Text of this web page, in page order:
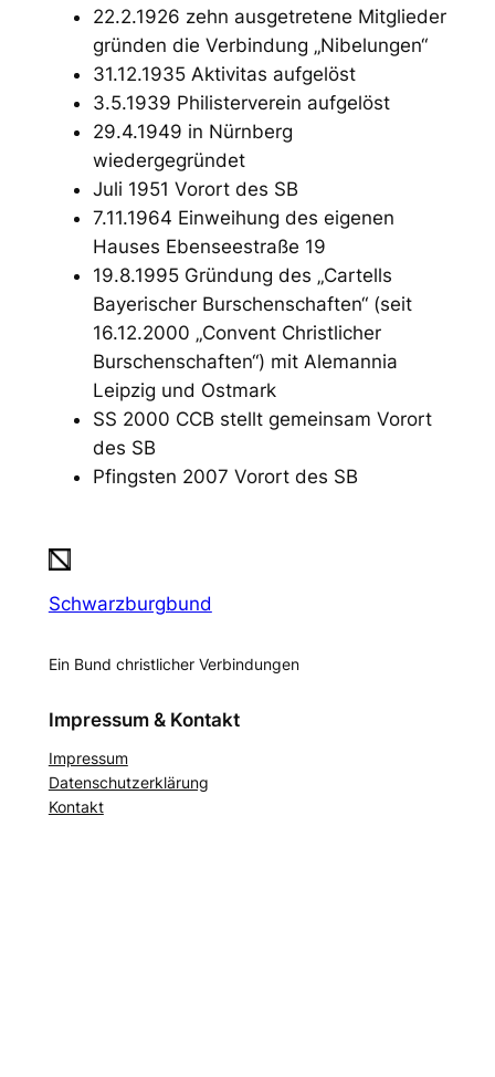
22.2.1926 zehn ausgetretene Mitglieder
gründen die Verbindung „Nibelungen“
31.12.1935 Aktivitas aufgelöst
3.5.1939 Philisterverein aufgelöst
29.4.1949 in Nürnberg
wiedergegründet
Juli 1951 Vorort des SB
7.11.1964 Einweihung des eigenen
Hauses Ebenseestraße 19
19.8.1995 Gründung des „Cartells
Bayerischer Burschenschaften“ (seit
16.12.2000 „Convent Christlicher
Burschenschaften“) mit Alemannia
Leipzig und Ostmark
SS 2000 CCB stellt gemeinsam Vorort
des SB
Pfingsten 2007 Vorort des SB
Schwarzburgbund
Ein Bund christlicher Verbindungen
Impressum & Kontakt
Impressum
Datenschutzerklärung
Kontakt